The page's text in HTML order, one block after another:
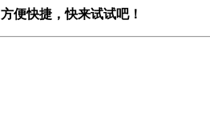
方便快捷，快来试试吧！